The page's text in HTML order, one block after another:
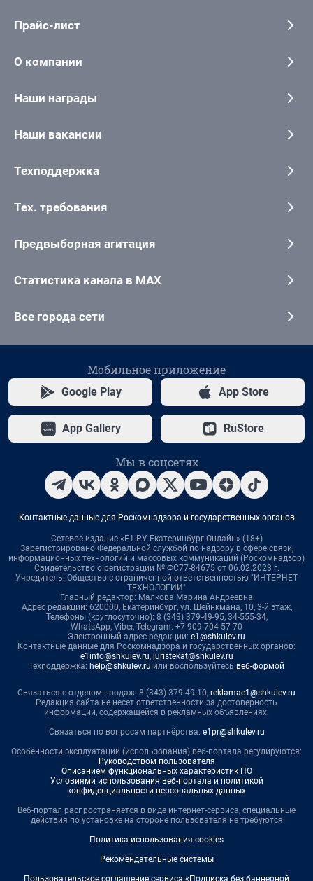
Прайс-лист
О компании
Наши награды
Наши вакансии
Техподдержка
Тех. требования
Предвыборная агитация
Статистика канала в MAX
Все города сети
Мобильное приложение
Google Play App Store
App Gallery RuStore
Мы в соцсетях
Контактные данные для Роскомнадзора и государственных органов
Сетевое издание «Е1.РУ Екатеринбург Онлайн» (18+)
Зарегистрировано Федеральной службой по надзору в сфере связи,
информационных технологий и массовых коммуникаций (Роскомнадзор)
Свидетельство о регистрации № ФС77-84675 от 06.02.2023 г.
Учредитель: Общество с ограниченной ответственностью "ИНТЕРНЕТ
ТЕХНОЛОГИИ"
Главный редактор: Малкова Марина Андреевна
Адрес редакции: 620000, Екатеринбург, ул. Шейнкмана, 10, 3-й этаж,
Телефоны (круглосуточно): 8 (343) 379-49-95, 34-555-34,
WhatsApp, Viber, Telegram: +7 909 704-57-70
Электронный адрес редакции: e1@shkulev.ru
Контактные данные для Роскомнадзора и государственных органов:
e1info@shkulev.ru, juristekat@shkulev.ru
Техподдержка: help@shkulev.ru или воспользуйтесь веб-формой
Связаться с отделом продаж: 8 (343) 379-49-10, reklamae1@shkulev.ru
Редакция сайта не несет ответственности за достоверность
информации, содержащейся в рекламных объявлениях.
Связаться по вопросам партнёрства: e1pr@shkulev.ru
Особенности эксплуатации (использования) веб-портала регулируются:
Руководством пользователя
Описанием функциональных характеристик ПО
Условиями использования веб-портала и политикой
конфиденциальности персональных данных
Веб-портал распространяется в виде интернет-сервиса, специальные
действия по установке на стороне пользователя не требуются
Политика использования cookies
Рекомендательные системы
Пользовательское соглашение сервиса «Подписка без баннерной